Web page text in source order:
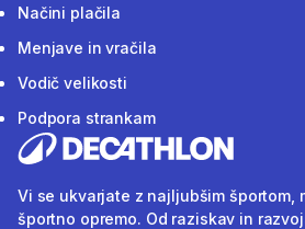
Načini plačila
Menjave in vračila
Vodič velikosti
Podpora strankam
Vi se ukvarjate z najljubšim športom,
športno opremo. Od raziskav in